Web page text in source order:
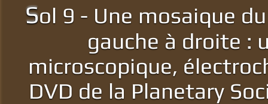
Sol 9 - Une mosaique
gauche à droite :
microscopique,
DVD de la Planetary